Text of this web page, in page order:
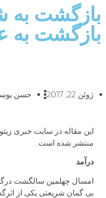
بازگشت به
بازگشت به
ژوئن 22, 2017 حسن
منتشر شده است.
درآمد
امسال چهلمین سالگشت
بی گمان شریعتی یکی از